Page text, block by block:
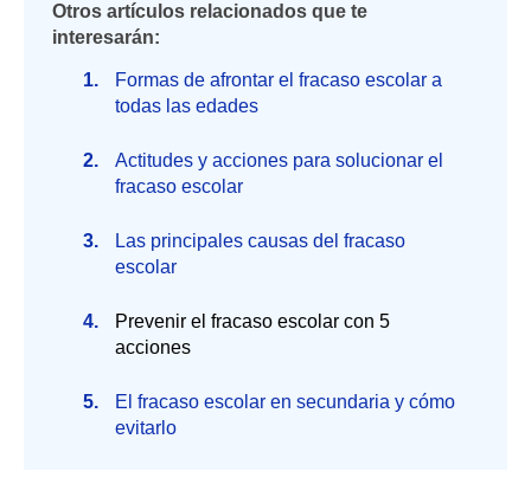
Otros artículos relacionados que te
interesarán:
Formas de afrontar el fracaso escolar a
todas las edades
Actitudes y acciones para solucionar el
fracaso escolar
Las principales causas del fracaso
escolar
Prevenir el fracaso escolar con 5
acciones
El fracaso escolar en secundaria y cómo
evitarlo